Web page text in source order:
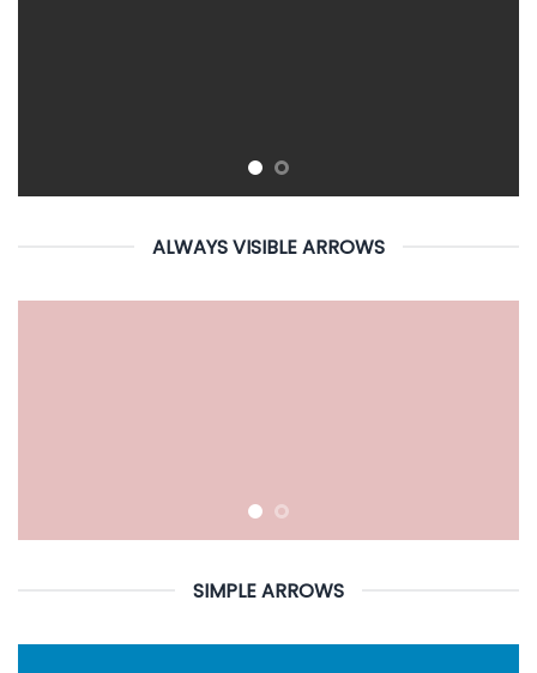
ALWAYS VISIBLE ARROWS
SIMPLE ARROWS